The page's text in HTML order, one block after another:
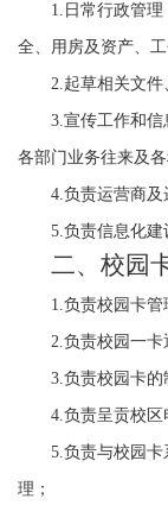
1. 日常行政管
全、用房及资产、
2.起草相关文件
3.宣传工作和信
各部门业务往来及
4.负责运营商及
5.负责信息化建
二、校园
1.负责校园卡管
2.负责校园一卡
3.负责校园卡的
4.负责呈贡校区
5.负责与校园卡
理；